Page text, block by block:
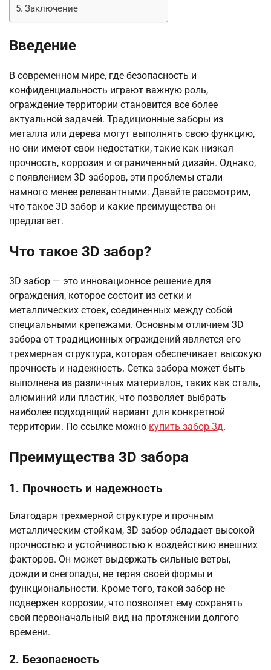
Заключение
Введение
В современном мире, где безопасность и
конфиденциальность играют важную роль,
ограждение территории становится все более
актуальной задачей. Традиционные заборы из
металла или дерева могут выполнять свою функцию,
но они имеют свои недостатки, такие как низкая
прочность, коррозия и ограниченный дизайн. Однако,
с появлением 3D заборов, эти проблемы стали
намного менее релевантными. Давайте рассмотрим,
что такое 3D забор и какие преимущества он
предлагает.
Что такое 3D забор?
3D забор — это инновационное решение для
ограждения, которое состоит из сетки и
металлических стоек, соединенных между собой
специальными крепежами. Основным отличием 3D
забора от традиционных ограждений является его
трехмерная структура, которая обеспечивает высокую
прочность и надежность. Сетка забора может быть
выполнена из различных материалов, таких как сталь,
алюминий или пластик, что позволяет выбрать
наиболее подходящий вариант для конкретной
территории. По ссылке можно купить забор 3д.
Преимущества 3D забора
1. Прочность и надежность
Благодаря трехмерной структуре и прочным
металлическим стойкам, 3D забор обладает высокой
прочностью и устойчивостью к воздействию внешних
факторов. Он может выдержать сильные ветры,
дожди и снегопады, не теряя своей формы и
функциональности. Кроме того, такой забор не
подвержен коррозии, что позволяет ему сохранять
свой первоначальный вид на протяжении долгого
времени.
2. Безопасность